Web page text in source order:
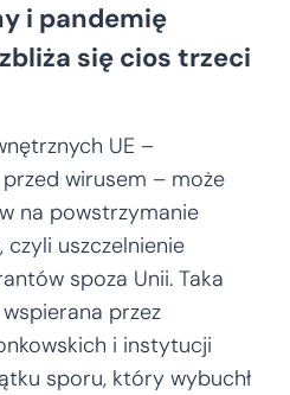
i pandemię
się cios trzeci
UE –
wirusem – może
na powstrzymanie
uszczelnienie
spoza Unii. Taka
przez
i instytucji
sporu, który wybuchł